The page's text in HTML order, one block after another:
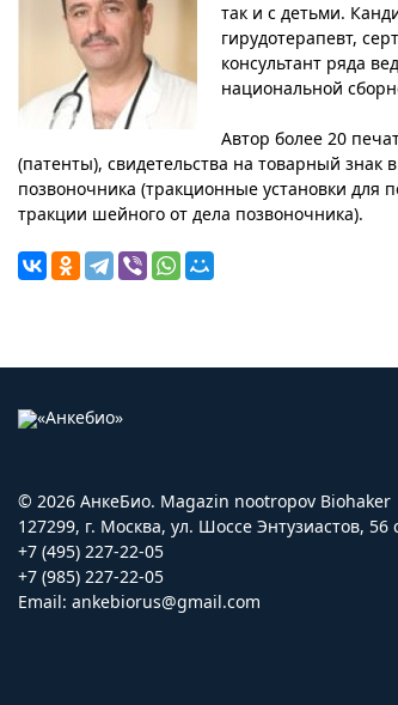
так и с детьми.
гирудотерапевт,
консультант ряда
национальной
Автор более 20
(патенты), свидетельства на товарный знак
позвоночника (тракционные установки для
тракции шейного от дела позвоночника).
© 2026 АнкеБио. Magazin nootropov Biohaker
127299, г. Москва, ул. Шоссе Энтузиастов, 56
+7 (495) 227-22-05
+7 (985) 227-22-05
Email: ankebiorus@gmail.com